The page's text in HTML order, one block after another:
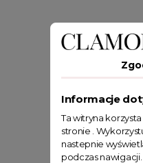
Informacje
Ta witryna
stronie .
nastepnie
podczas nawigacji.